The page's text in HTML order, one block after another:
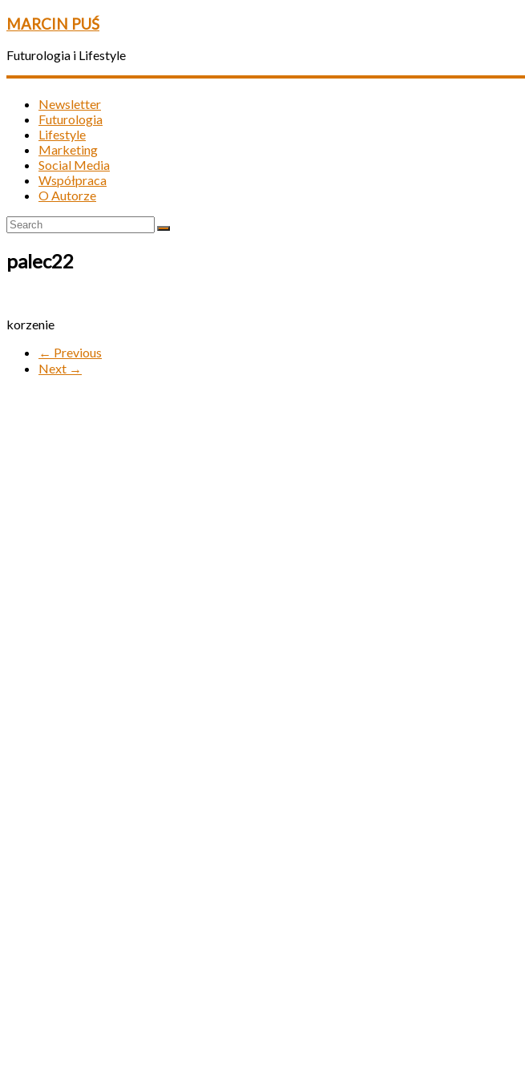
MARCIN PUŚ
Futurologia i Lifestyle
Newsletter
Futurologia
Lifestyle
Marketing
Social Media
Współpraca
O Autorze
palec22
korzenie
← Previous
Next →